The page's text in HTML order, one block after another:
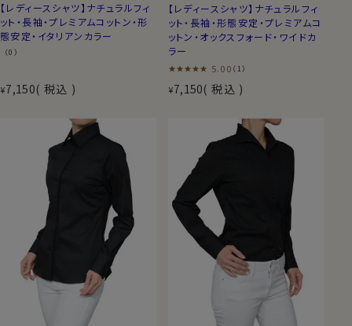
【レディースシャツ】ナチュラルフィ
ット・長袖・プレミアムコットン・形
態安定・イタリアンカラー
（0）
¥7,150 税込
【レディースシャツ】ナチュラルフィ
ット・長袖・形態安定・プレミアムコ
ットン・オックスフォード・ワイドカ
ラー
5.00 （1）
¥7,150 税込